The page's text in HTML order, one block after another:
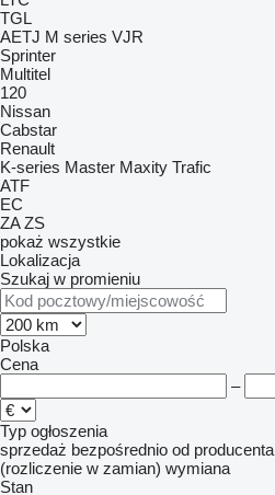
TGL
AETJ M series VJR
Sprinter
Multitel
120
Nissan
Cabstar
Renault
K-series Master Maxity Trafic
ATF
EC
ZA ZS
pokaż wszystkie
Lokalizacja
Szukaj w promieniu
Polska
Cena
–
Typ ogłoszenia
sprzedaż bezpośrednio od producenta
(rozliczenie w zamian) wymiana
Stan